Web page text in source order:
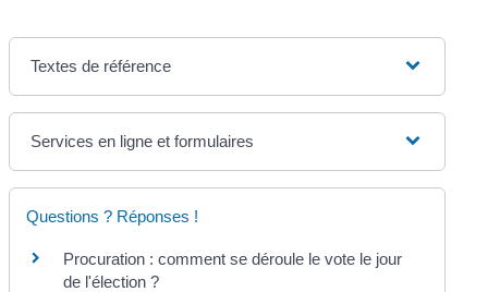
Textes de référence
Services en ligne et formulaires
Questions ? Réponses !
Procuration : comment se déroule le vote le jour
de l'élection ?